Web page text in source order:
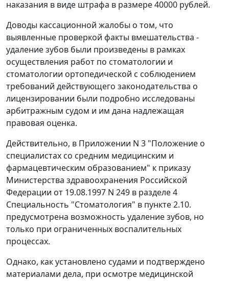
наказания в виде штрафа в размере 40000 рублей.
Доводы кассационной жалобы о том, что
выявленные проверкой факты вмешательства -
удаление зубов были произведены в рамках
осуществления работ по стоматологии и
стоматологии ортопедической с соблюдением
требований действующего законодательства о
лицензировании были подробно исследованы
арбитражным судом и им дана надлежащая
правовая оценка.
Действительно, в Приложении N 3 "Положение о
специалистах со средним медицинским и
фармацевтическим образованием" к приказу
Министерства здравоохранения Российской
Федерации от 19.08.1997 N 249 в разделе 4
Специальность "Стоматология" в пункте 2.10.
предусмотрена возможность удаление зубов, но
только при ограниченных воспалительных
процессах.
Однако, как установлено судами и подтверждено
материалами дела, при осмотре медицинской